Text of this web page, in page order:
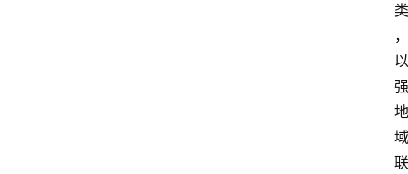
类
，
以
强
地
域
联